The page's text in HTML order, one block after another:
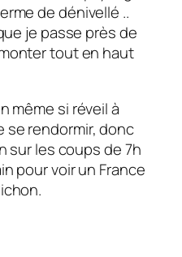
de dénivellé ..
je passe près de
tout en haut
même si réveil à
se rendormir, donc
sur les coups de 7h
pour voir un France